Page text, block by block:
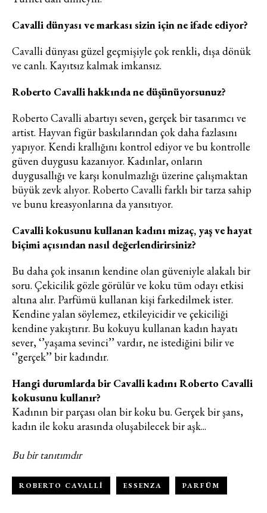
Moda dünyasında neler oluyor? Yeni
vogue trendler, ünlülerden güzelllik
haberdar olmak için haftalık e-
bültenimize kaydolun.
Turkuvaz Haberleşme ve Yayıncılık
A.Ş. tarafından
https://vogue.com.tr/
internet sitesi
üzerinden sunulan ürün ve
hizmetlere ilişkin reklam, tanıtım,
pazarlama ve kutlama/ temenni
amaçlı her türlü e-bülten/ ticari
elektronik ileti gönderiminin e-posta
ve bu kapsamda/ amaçla ad/
soyad ve e-posta adresi verilerimin
işlenmesine açık rıza veriyorum.
Cavalli dünyası ve markası sizin için ne ifade ediyor?
Cavalli dünyası güzel geçmişiyle çok renkli, dışa dönük
ve canlı. Kayıtsız kalmak imkansız.
Roberto Cavalli hakkında ne düşünüyorsunuz?
Roberto Cavalli abartıyı seven, gerçek bir tasarımcı ve
artist. Hayvan figür baskılarından çok daha fazlasını
yapıyor. Kendi krallığını kontrol ediyor ve bu kontrolle
güven duygusu kazanıyor. Kadınlar, onların
duygusallığı ve karşı konulmazlığı üzerine çalışmaktan
büyük zevk alıyor. Roberto Cavalli farklı bir tarza sahip
ve bunu kreasyonlarına da yansıtıyor.
Cavalli kokusunu kullanan kadını mizaç, yaş ve hayat
biçimi açısından nasıl değerlendirirsiniz?
Bu daha çok insanın kendine olan güveniyle alakalı bir
soru. Çekicilik gözle görülür ve koku tüm odayı etkisi
altına alır. Parfümü kullanan kişi farkedilmek ister.
Kendine yalan söylemez, etkileyicidir ve çekiciliği
kendine yakıştırır. Bu kokuyu kullanan kadın hayatı
sever, ‘’yaşama sevinci’’ vardır, ne istediğini bilir ve
‘’gerçek’’ bir kadındır.
Hangi durumlarda bir Cavalli kadını Roberto Cavalli
kokusunu kullanır?
Kadının bir parçası olan bir koku bu. Gerçek bir şans,
kadın ile koku arasında oluşabilecek bir aşk...
Bu bir tanıtımdır
ROBERTO CAVALLI ESSENZA PARFÜM